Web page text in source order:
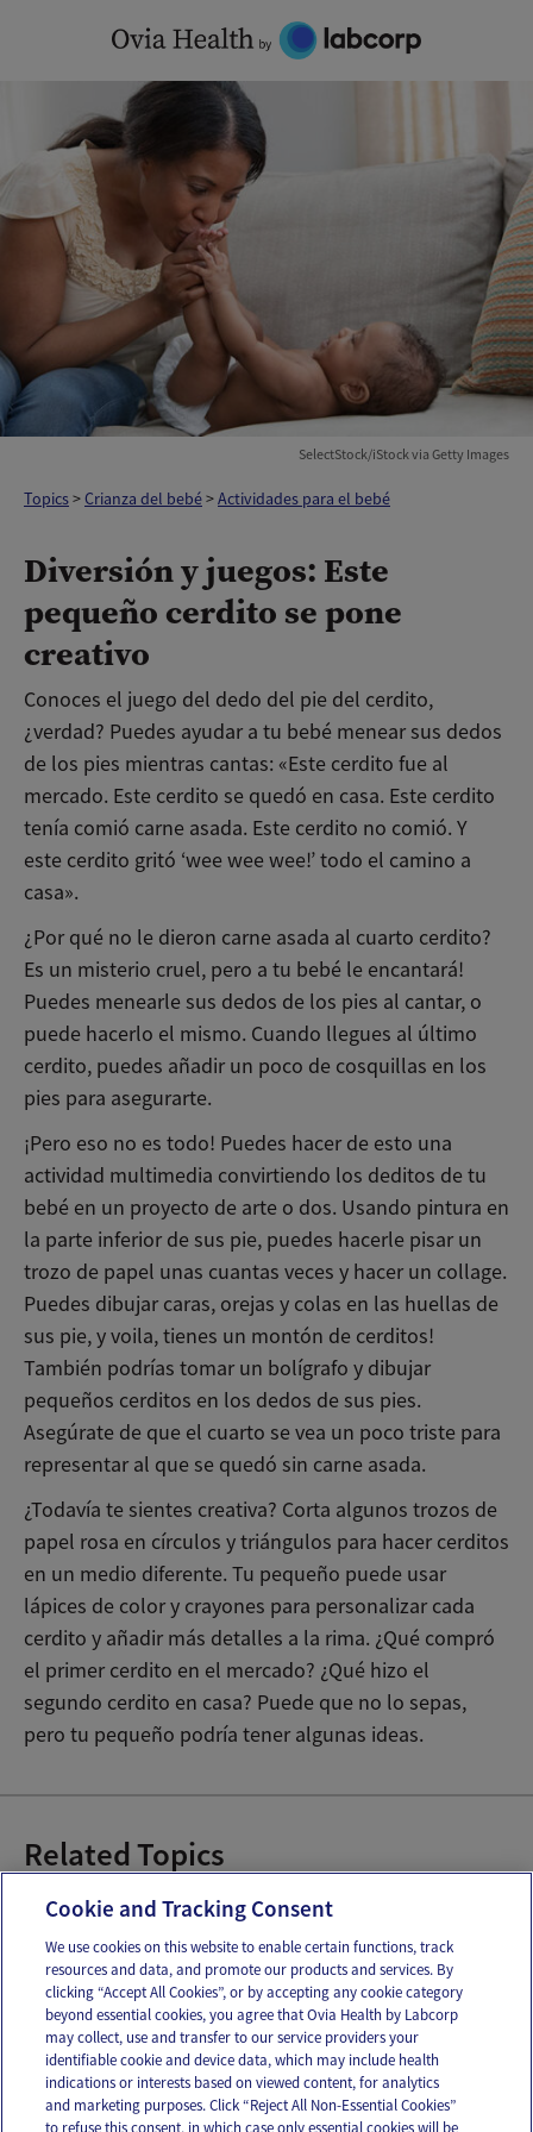
SelectStock/iStock via Getty Images
Topics>Crianza del bebé>Actividades para el bebé
Diversión y juegos: Este
pequeño cerdito se pone
creativo
Conoces el juego del dedo del pie del cerdito,
¿verdad? Puedes ayudar a tu bebé menear sus dedos
de los pies mientras cantas: «Este cerdito fue al
mercado. Este cerdito se quedó en casa. Este cerdito
tenía comió carne asada. Este cerdito no comió. Y
este cerdito gritó ‘wee wee wee!’ todo el camino a
casa».
¿Por qué no le dieron carne asada al cuarto cerdito?
Es un misterio cruel, pero a tu bebé le encantará!
Puedes menearle sus dedos de los pies al cantar, o
puede hacerlo el mismo. Cuando llegues al último
cerdito, puedes añadir un poco de cosquillas en los
pies para asegurarte.
¡Pero eso no es todo! Puedes hacer de esto una
actividad multimedia convirtiendo los deditos de tu
bebé en un proyecto de arte o dos. Usando pintura en
la parte inferior de sus pie, puedes hacerle pisar un
trozo de papel unas cuantas veces y hacer un collage.
Puedes dibujar caras, orejas y colas en las huellas de
sus pie, y voila, tienes un montón de cerditos!
También podrías tomar un bolígrafo y dibujar
pequeños cerditos en los dedos de sus pies.
Asegúrate de que el cuarto se vea un poco triste para
representar al que se quedó sin carne asada.
¿Todavía te sientes creativa? Corta algunos trozos de
papel rosa en círculos y triángulos para hacer cerditos
en un medio diferente. Tu pequeño puede usar
lápices de color y crayones para personalizar cada
cerdito y añadir más detalles a la rima. ¿Qué compró
el primer cerdito en el mercado? ¿Qué hizo el
segundo cerdito en casa? Puede que no lo sepas,
pero tu pequeño podría tener algunas ideas.
Related Topics
Juegos para jugar con el bebé
Email Text
OUR APPS
Cookie and Tracking Consent
We use cookies on this website to enable certain functions, track
resources and data, and promote our products and services. By
clicking “Accept All Cookies”, or by accepting any cookie category
beyond essential cookies, you agree that Ovia Health by Labcorp
may collect, use and transfer to our service providers your
identifiable cookie and device data, which may include health
indications or interests based on viewed content, for analytics
and marketing purposes. Click “Reject All Non-Essential Cookies”
to refuse this consent, in which case only essential cookies will be